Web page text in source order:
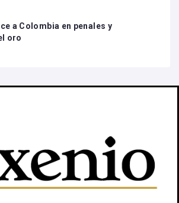
a Colombia en penales y
oro